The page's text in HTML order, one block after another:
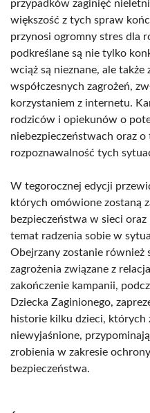
przypadków zaginięć
większość z tych spraw
przynosi ogromny stres dla
podkreślane są nie tylko
wciąż są nieznane, ale także
współczesnych zagrożeń,
korzystaniem z internetu.
rodziców i opiekunów o
niebezpieczeństwach oraz
rozpoznawalność tych
W tegorocznej edycji
których omówione zostaną
bezpieczeństwa w sieci
temat radzenia sobie w
Obejrzany zostanie również
zagrożenia związane z
zakończenie kampanii,
Dziecka Zaginionego,
historie kilku dzieci, których
niewyjaśnione,
zrobienia w zakresie
bezpieczeństwa.